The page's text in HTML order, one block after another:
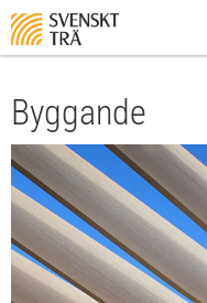
Byggande